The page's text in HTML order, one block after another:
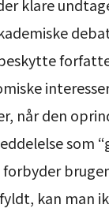
klare
når den
som
kan man